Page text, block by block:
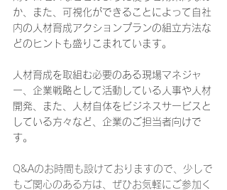
か、また、可視化ができることによって自社
内の人材育成アクションプランの組立方法な
どのヒントも盛りこまれています。
人材育成を取組む必要のある現場マネジャ
ー、企業戦略として活動している人事や人材
開発、また、人材自体をビジネスサービスと
している方々など、企業のご担当者向けで
す。
Q&Aのお時間も設けておりますので、少しで
もご関心のある方は、ぜひお気軽にご参加く